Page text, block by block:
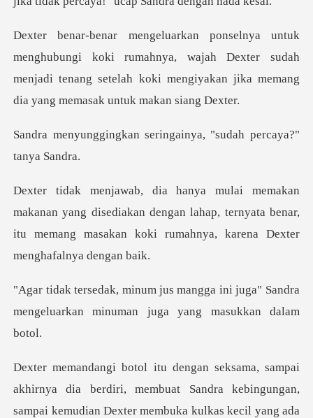
ki rumahnya, wajah Dexter sudah
menjadi tenang setelah koki me
seringainya, "sudah
g disediakan dengan lahap, ternyata benar,
itu memang masa
ga ini juga" Sandra
mengeluarkan min
i, membuat Sandra kebingungan,
sampai kemudian Dexter membuka kulkas k